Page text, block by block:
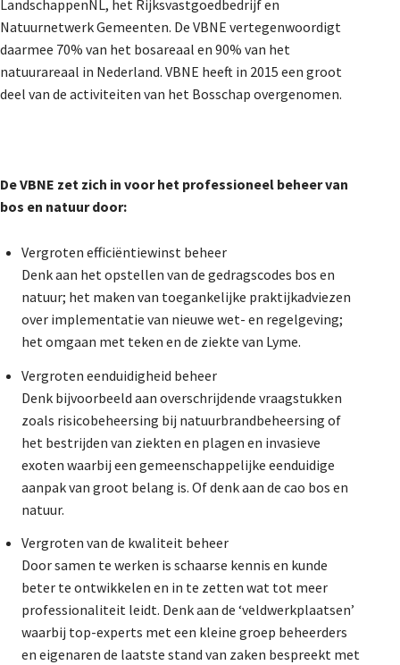
LandschappenNL, het Rijksvastgoedbedrijf en
Natuurnetwerk Gemeenten. De VBNE vertegenwoordigt
daarmee 70% van het bosareaal en 90% van het
natuurareaal in Nederland. VBNE heeft in 2015 een groot
deel van de activiteiten van het Bosschap overgenomen.
De VBNE zet zich in voor het professioneel beheer van
bos en natuur door:
Vergroten efficiëntiewinst beheer
Denk aan het opstellen van de gedragscodes bos en
natuur; het maken van toegankelijke praktijkadviezen
over implementatie van nieuwe wet- en regelgeving;
het omgaan met teken en de ziekte van Lyme.
Vergroten eenduidigheid beheer
Denk bijvoorbeeld aan overschrijdende vraagstukken
zoals risicobeheersing bij natuurbrandbeheersing of
het bestrijden van ziekten en plagen en invasieve
exoten waarbij een gemeenschappelijke eenduidige
aanpak van groot belang is. Of denk aan de cao bos en
natuur.
Vergroten van de kwaliteit beheer
Door samen te werken is schaarse kennis en kunde
beter te ontwikkelen en in te zetten wat tot meer
professionaliteit leidt. Denk aan de ‘veldwerkplaatsen’
waarbij top-experts met een kleine groep beheerders
en eigenaren de laatste stand van zaken bespreekt met